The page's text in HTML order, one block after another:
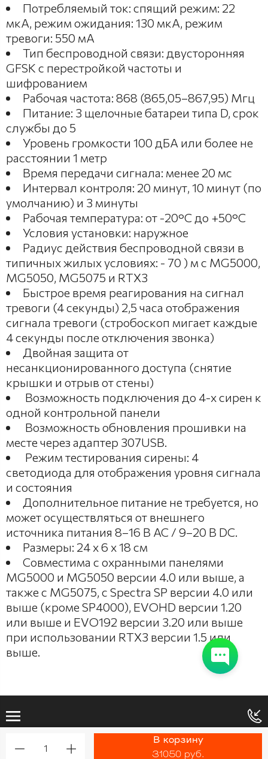
1
В корзину
31050 руб.
Потребляемый ток: спящий режим: 22
мкА, режим ожидания: 130 мкА, режим
тревоги: 550 мА
Тип беспроводной связи: двусторонняя
GFSK с перестройкой частоты и
шифрованием
Рабочая частота: 868 (865,05–867,95) Мгц
Питание: 3 щелочные батареи типа D, срок
службы до 5
Уровень громкости 100 дБА или более не
расстоянии 1 метр
Время передачи сигнала: менее 20 мс
Интервал контроля: 20 минут, 10 минут (по
умолчанию) и 3 минуты
Рабочая температура: от -20°C до +50°C
Условия установки: наружное
Радиус действия беспроводной связи в
типичных жилых условиях: - 70 ) м с MG5000,
MG5050, MG5075 и RTX3
Быстрое время реагирования на сигнал
тревоги (4 секунды) 2,5 часа отображения
сигнала тревоги (стробоскоп мигает каждые
4 секунды после отключения звонка)
Двойная защита от
несанкционированного доступа (снятие
крышки и отрыв от стены)
Возможность подключения до 4-х сирен к
одной контрольной панели
Возможность обновления прошивки на
месте через адаптер 307USB.
Режим тестирования сирены: 4
светодиода для отображения уровня сигнала
и состояния
Дополнительное питание не требуется, но
может осуществляться от внешнего
источника питания 8–16 В AC / 9–20 В DC.
Размеры: 24 x 6 x 18 см
Совместима с охранными панелями
MG5000 и MG5050 версии 4.0 или выше, а
также с MG5075, с Spectra SP версии 4.0 или
выше (кроме SP4000), EVOHD версии 1.20
или выше и EVO192 версии 3.20 или выше
при использовании RTX3 версии 1.5 или
выше.
Bazium